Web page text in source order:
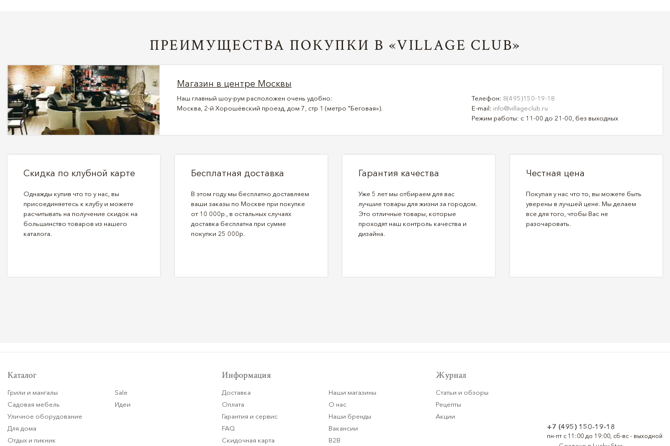
ПРЕИМУЩЕСТВА ПОКУПКИ В «VILLAGE CLUB»
Магазин в центре Москвы
Наш главный шоу-рум расположен очень удобно:
Москва, 2-й Хорошёвский проезд, дом 7, стр 1 (метро "Беговая»).
Телефон: 8(495)150-19-18
E-mail: info@villageclub.ru
Режим работы: с 11-00 до 21-00, без выходных
Скидка по клубной карте
Однажды купив что то у нас, вы
присоединяетесь к клубу и можете
расчитывать на получение скидок на
большинство товаров из нашего
каталога.
Бесплатная доставка
В этом году мы бесплатно доставляем
ваши заказы по Москве при покупке
от 10 000р., в остальных случаях
доставка бесплатна при сумме
покупки 25 000р.
Гарантия качества
Уже 5 лет мы отбираем для вас
лучшие товары для жизни за городом.
Это отличные товары, которые
проходят наш контроль качества и
дизайна.
Честная цена
Покупая у нас что то, вы можете быть
уверены в лучшей цене. Мы делаем
все для того, чтобы Вас не
разочаровать.
Каталог
Грили и мангалы
Садовая мебель
Уличное оборудование
Для дома
Отдых и пикник
Sale
Идеи
Информация
Доставка
Оплата
Гарантия и сервис
FAQ
Скидочная карта
Наши магазины
О нас
Наши бренды
Вакансии
B2B
Журнал
Статьи и обзоры
Рецепты
Акции
+7 (495) 150-19-18
пн-пт с 11:00 до 19:00, сб-вс - выходной